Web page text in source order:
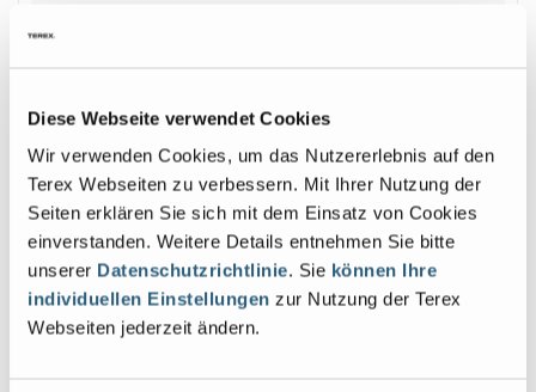
Diese Webseite verwendet Cookies
Wir verwenden Cookies, um das Nutzererlebnis auf den
Terex Webseiten zu verbessern. Mit Ihrer Nutzung der
Seiten erklären Sie sich mit dem Einsatz von Cookies
einverstanden. Weitere Details entnehmen Sie bitte
unserer Datenschutzrichtlinie. Sie können Ihre
individuellen Einstellungen zur Nutzung der Terex
Webseiten jederzeit ändern.
Plattformtragfähigkeit
Bilder und Videos
View
Z-
4525RT_Alt1